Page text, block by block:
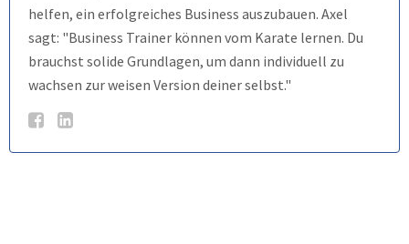
helfen, ein erfolgreiches Business auszubauen. Axel
sagt: "Business Trainer können vom Karate lernen. Du
brauchst solide Grundlagen, um dann individuell zu
wachsen zur weisen Version deiner selbst."